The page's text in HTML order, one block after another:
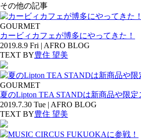
その他の記事
GOURMET
カービィカフェが博多にやってきた！
2019.8.9 Fri | AFRO BLOG
TEXT BY豊住 望美
GOURMET
夏のLipton TEA STANDは新商品や限
2019.7.30 Tue | AFRO BLOG
TEXT BY豊住 望美